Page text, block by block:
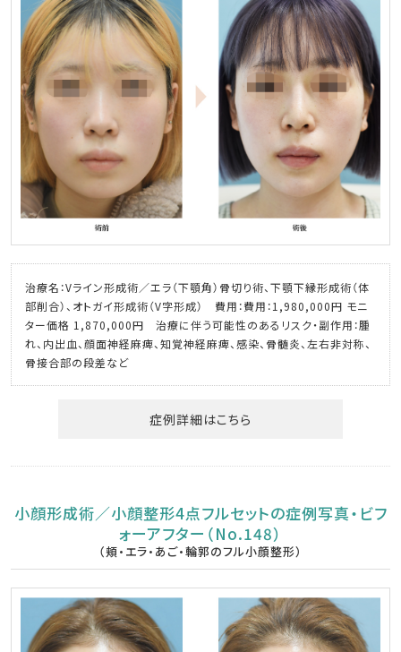
治療名：Vライン形成術／エラ（下顎角）骨切り術、下顎下縁形成術（体
部削合）、オトガイ形成術（V字形成） 費用：費用：1,980,000円 モニ
ター価格 1,870,000円 治療に伴う可能性のあるリスク・副作用：腫
れ、内出血、顔面神経麻痺、知覚神経麻痺、感染、骨髄炎、左右非対称、
骨接合部の段差など
症例詳細はこちら
小顔形成術／小顔整形4点フルセットの症例写真・ビフ
ォーアフター（No.148）
（頬・エラ・あご・輪郭のフル小顔整形）